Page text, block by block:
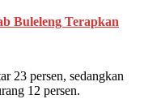
Buleleng Terapkan
23 persen, sedangkan
12 persen.